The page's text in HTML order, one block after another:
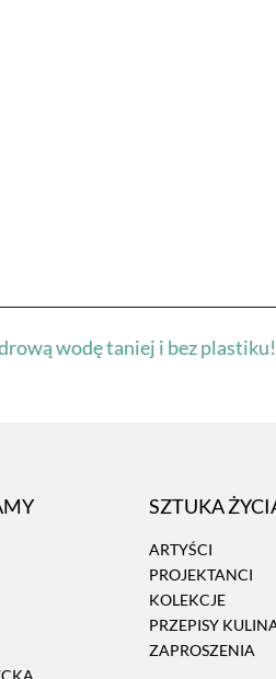
wodę taniej i bez plastiku!
SZTUKA
ARTYŚCI
PROJEKTANCI
KOLEKCJE
PRZEPISY
ZAPROSZENIA